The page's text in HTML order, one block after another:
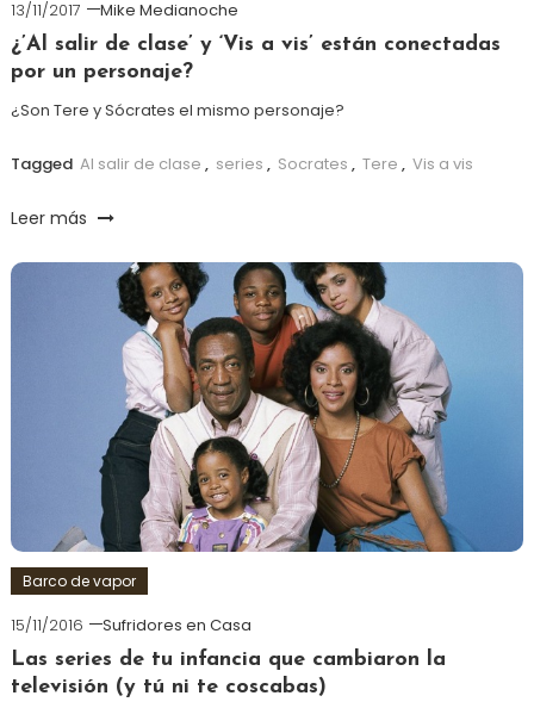
13/11/2017
Mike Medianoche
¿’Al salir de clase’ y ‘Vis a vis’ están conectadas
por un personaje?
¿Son Tere y Sócrates el mismo personaje?
Tagged Al salir de clase , series , Socrates , Tere , Vis a vis
Leer más
Barco de vapor
15/11/2016
Sufridores en Casa
Las series de tu infancia que cambiaron la
televisión (y tú ni te coscabas)